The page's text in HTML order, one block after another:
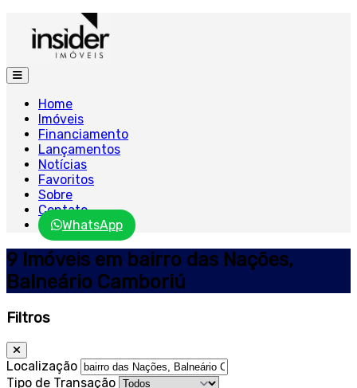
Home
Imóveis
Financiamento
Lançamentos
Notícias
Favoritos
Sobre
Contato
WhatsApp
9 Imóveis em bairro das Nações,
Balneário Camboriú
Filtros
Localização
Tipo de Transação